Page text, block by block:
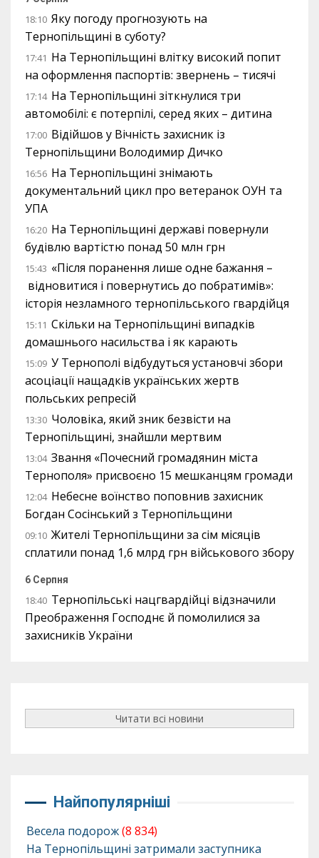
18:10 Яку погоду прогнозують на
Тернопільщині в суботу?
17:41 На Тернопільщині влітку високий попит
на оформлення паспортів: звернень – тисячі
17:14 На Тернопільщині зіткнулися три
автомобілі: є потерпілі, серед яких – дитина
17:00 Відійшов у Вічність захисник із
Тернопільщини Володимир Дичко
16:56 На Тернопільщині знімають
документальний цикл про ветеранок ОУН та
УПА
16:20 На Тернопільщині державі повернули
будівлю вартістю понад 50 млн грн
15:43 «Після поранення лише одне бажання –
відновитися і повернутись до побратимів»:
історія незламного тернопільського гвардійця
15:11 Скільки на Тернопільщині випадків
домашнього насильства і як карають
15:09 У Тернополі відбудуться установчі збори
асоціації нащадків українських жертв
польських репресій
13:30 Чоловіка, який зник безвісти на
Тернопільщині, знайшли мертвим
13:04 Звання «Почесний громадянин міста
Тернополя» присвоєно 15 мешканцям громади
12:04 Небесне воїнство поповнив захисник
Богдан Сосінський з Тернопільщини
09:10 Жителі Тернопільщини за сім місяців
сплатили понад 1,6 млрд грн військового збору
6 Серпня
18:40 Тернопільські нацгвардійці відзначили
Преображення Господнє й помолилися за
захисників України
Читати всі новини
Найпопулярніші
Весела подорож(8 834)
На Тернопільщині затримали заступника